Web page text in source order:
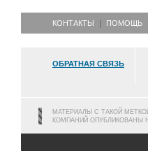
КОНТАКТЫ ПОМОЩЬ
ОБРАТНАЯ СВЯЗЬ
МАТЕРИАЛЫ С ТАКОЙ
КОМПАНИЙ ОПУБЛИКОВАНЫ